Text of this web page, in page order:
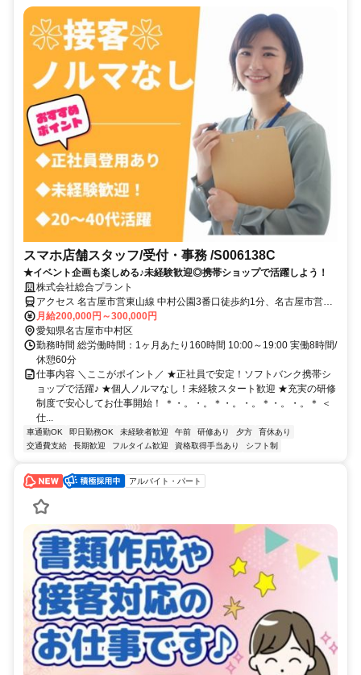
スマホ店舗スタッフ/受付・事務 /S006138C
★イベント企画も楽しめる♪未経験歓迎◎携帯ショップで活躍しよう！
株式会社総合プラント
アクセス 名古屋市営東山線 中村公園3番口徒歩約1分、名古屋市営東
山線 中村日赤2番口徒歩約11分、名古屋市営東山線 岩塚3番口徒歩約
17分 愛知県名古屋市中村区
月給200,000円～300,000円
愛知県名古屋市中村区
勤務時間 総労働時間：1ヶ月あたり160時間 10:00～19:00 実働8時間/
休憩60分
仕事内容 ＼ここがポイント／ ★正社員で安定！ソフトバンク携帯シ
ョップで活躍♪ ★個人ノルマなし！未経験スタート歓迎 ★充実の研修
制度で安心してお仕事開始！ ＊・。・。＊・。・。＊・。・。＊ ＜
仕...
車通勤OK 即日勤務OK 未経験者歓迎 午前 研修あり 夕方
育休あり
交通費支給
長期歓迎 フルタイム歓迎 資格取得手当あり シフト制
アルバイト・パート